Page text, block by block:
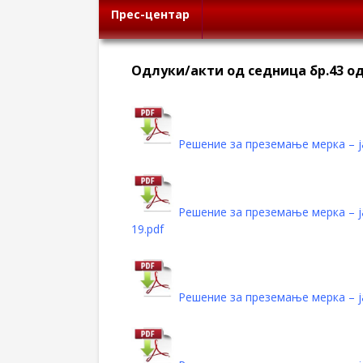
Прес-центар
Oдлуки/акти од седница бр.43 од
Решение за преземање мерка –
Решение за преземање мерка
19.pdf
Решение за преземање мерка